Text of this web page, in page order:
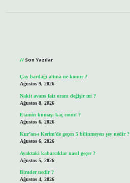
Son Yazılar
Çay bardağı altına ne konur ?
Ağustos 9, 2026
Nakit avans faiz oranı değişir mi ?
Ağustos 8, 2026
Etamin kumaşı kaç count ?
Ağustos 6, 2026
Kur’an-ı Kerim’de geçen 5 bilinmeyen şey nedir ?
Ağustos 6, 2026
Ayaktaki kabarcıklar nasıl geçer ?
Ağustos 5, 2026
Birader nedir ?
Ağustos 4, 2026